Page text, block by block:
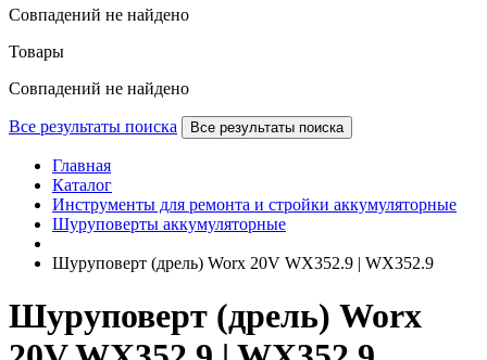
Совпадений не найдено
Товары
Совпадений не найдено
Все результаты поиска Все результаты поиска
Главная
Каталог
Инструменты для ремонта и стройки аккумуляторные
Шуруповерты аккумуляторные
Шуруповерт (дрель) Worx 20V WX352.9 | WX352.9
Шуруповерт (дрель) Worx